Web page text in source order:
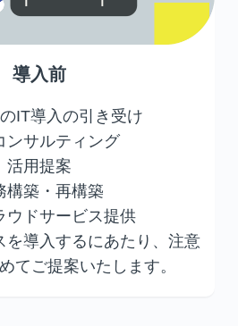
導入前
IT導入の引き受け
ンサルティング
活用提案
構築・再構築
ウドサービス提供
を導入するにあたり、注意
てご提案いたします。